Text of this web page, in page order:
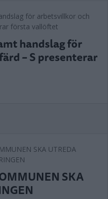
handslag för
– S presenterar
SKA